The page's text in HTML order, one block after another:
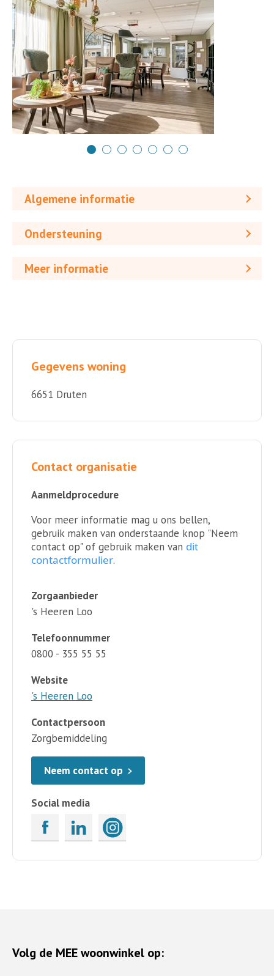
Algemene informatie
Ondersteuning
Meer informatie
Gegevens woning
6651 Druten
Contact organisatie
Aanmeldprocedure
Voor meer informatie mag u ons bellen,
gebruik maken van onderstaande knop "Neem
contact op" of gebruik maken van dit
contactformulier.
Zorgaanbieder
's Heeren Loo
Telefoonnummer
0800 - 355 55 55
Website
's Heeren Loo
Contactpersoon
Zorgbemiddeling
Neem contact op
Social media
Volg de MEE woonwinkel op: